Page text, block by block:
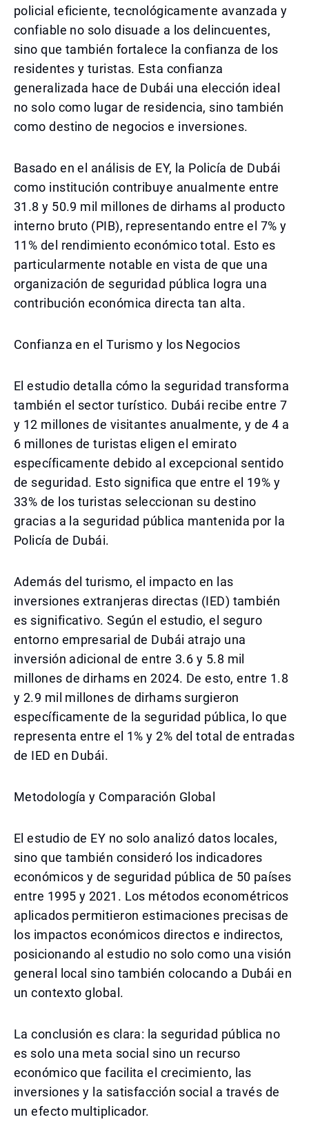
policial eficiente, tecnológicamente avanzada y
confiable no solo disuade a los delincuentes,
sino que también fortalece la confianza de los
residentes y turistas. Esta confianza
generalizada hace de Dubái una elección ideal
no solo como lugar de residencia, sino también
como destino de negocios e inversiones.
Basado en el análisis de EY, la Policía de Dubái
como institución contribuye anualmente entre
31.8 y 50.9 mil millones de dirhams al producto
interno bruto (PIB), representando entre el 7% y
11% del rendimiento económico total. Esto es
particularmente notable en vista de que una
organización de seguridad pública logra una
contribución económica directa tan alta.
Confianza en el Turismo y los Negocios
El estudio detalla cómo la seguridad transforma
también el sector turístico. Dubái recibe entre 7
y 12 millones de visitantes anualmente, y de 4 a
6 millones de turistas eligen el emirato
específicamente debido al excepcional sentido
de seguridad. Esto significa que entre el 19% y
33% de los turistas seleccionan su destino
gracias a la seguridad pública mantenida por la
Policía de Dubái.
Además del turismo, el impacto en las
inversiones extranjeras directas (IED) también
es significativo. Según el estudio, el seguro
entorno empresarial de Dubái atrajo una
inversión adicional de entre 3.6 y 5.8 mil
millones de dirhams en 2024. De esto, entre 1.8
y 2.9 mil millones de dirhams surgieron
específicamente de la seguridad pública, lo que
representa entre el 1% y 2% del total de entradas
de IED en Dubái.
Metodología y Comparación Global
El estudio de EY no solo analizó datos locales,
sino que también consideró los indicadores
económicos y de seguridad pública de 50 países
entre 1995 y 2021. Los métodos econométricos
aplicados permitieron estimaciones precisas de
los impactos económicos directos e indirectos,
posicionando al estudio no solo como una visión
general local sino también colocando a Dubái en
un contexto global.
La conclusión es clara: la seguridad pública no
es solo una meta social sino un recurso
económico que facilita el crecimiento, las
inversiones y la satisfacción social a través de
un efecto multiplicador.